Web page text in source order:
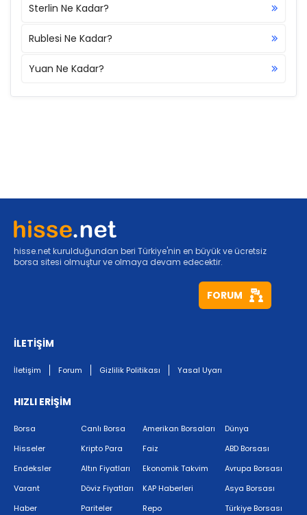
Sterlin Ne Kadar?
Rublesi Ne Kadar?
Yuan Ne Kadar?
hisse.net kurulduğundan beri Türkiye'nin en büyük ve ücretsiz
borsa sitesi olmuştur ve olmaya devam edecektir.
FORUM
İLETİŞİM
İletişim Forum Gizlilik Politikası Yasal Uyarı
HIZLI ERİŞİM
Borsa
Hisseler
Endeksler
Varant
Haber
Canlı Borsa
Kripto Para
Altın Fiyatları
Döviz Fiyatları
Pariteler
Amerikan Borsaları
Faiz
Ekonomik Takvim
KAP Haberleri
Repo
Dünya
ABD Borsası
Avrupa Borsası
Asya Borsası
Türkiye Borsası